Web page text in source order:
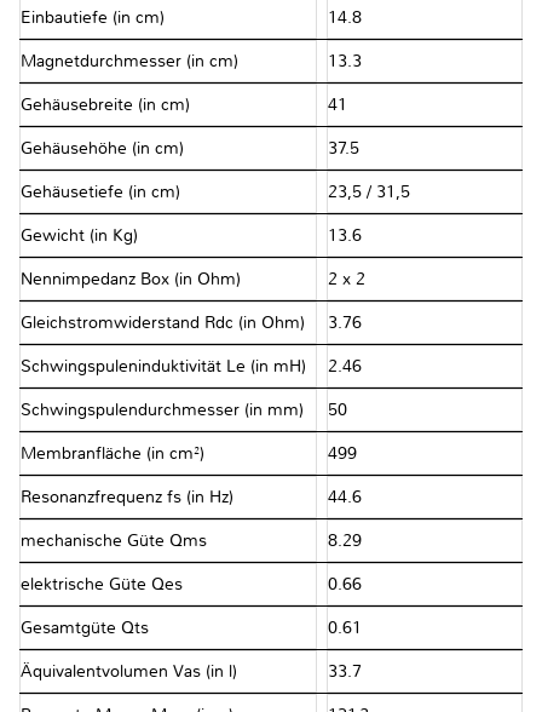
Einbautiefe (in cm) 14.8
Magnetdurchmesser (in cm) 13.3
Gehäusebreite (in cm) 41
Gehäusehöhe (in cm) 37.5
Gehäusetiefe (in cm) 23,5 / 31,5
Gewicht (in Kg) 13.6
Nennimpedanz Box (in Ohm) 2 x 2
Gleichstromwiderstand Rdc (in Ohm) 3.76
Schwingspuleninduktivität Le (in mH) 2.46
Schwingspulendurchmesser (in mm) 50
Membranfläche (in cm²) 499
Resonanzfrequenz fs (in Hz) 44.6
mechanische Güte Qms 8.29
elektrische Güte Qes 0.66
Gesamtgüte Qts 0.61
Äquivalentvolumen Vas (in l) 33.7